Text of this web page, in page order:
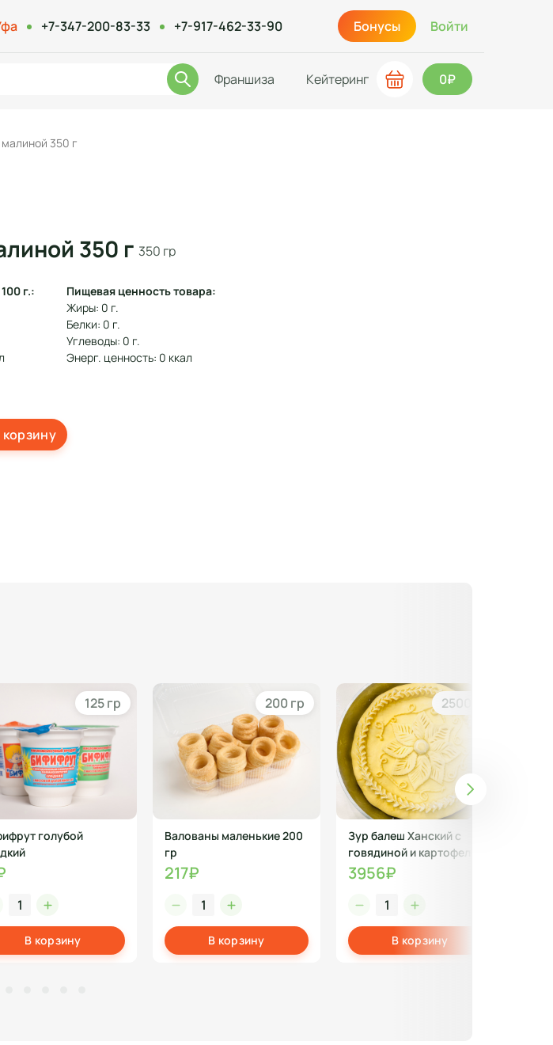
+7-347-200-83-33 +7-917-462-33-90 Бонусы Войти
Франшиза Кейтеринг 0₽
350 г
350 г 350 гр
г.:
Пищевая ценность товара:
Жиры: 0 г.
Белки: 0 г.
Углеводы: 0 г.
Энерг. ценность: 0 ккал
корзину
125 гр
голубой
В корзину
200 гр
Валованы маленькие 200
гр
217₽
В корзину
2500 гр
Зур балеш Ханский с
говядиной и картофелем
в сковороде, п/ф, 2,5кг
3956₽
В корзину